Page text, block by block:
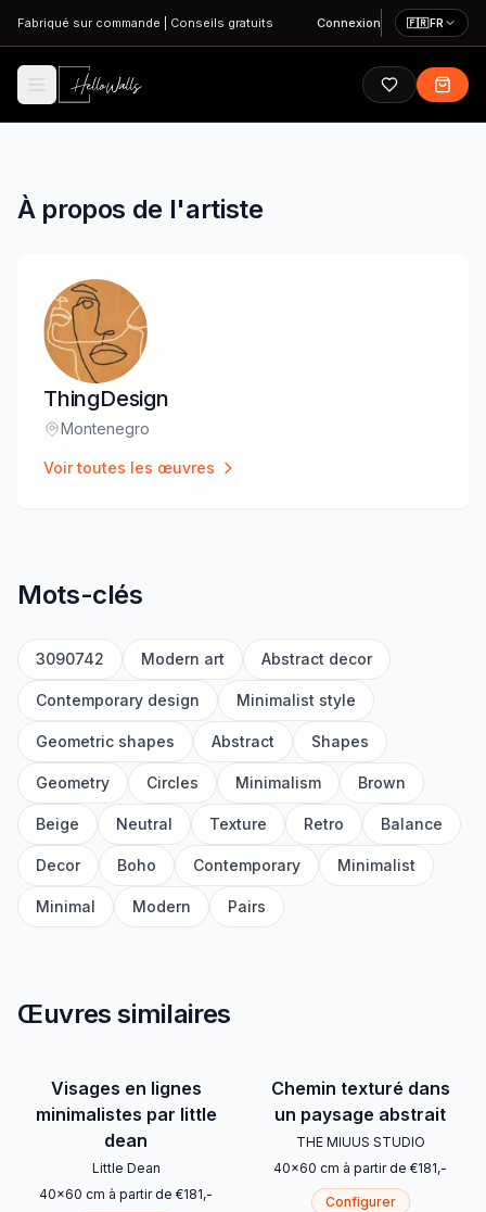
Aller au contenu principal
Fabriqué sur commande Conseils gratuits Connexion 🇫🇷FR
À propos de l'artiste
ThingDesign
Lieu:
Montenegro
Voir toutes les œuvres
Mots-clés
3090742 Modern art Abstract decor
Contemporary design Minimalist style
Geometric shapes Abstract Shapes
Geometry Circles Minimalism Brown
Beige Neutral Texture Retro Balance
Decor Boho Contemporary Minimalist
Minimal Modern Pairs
Œuvres similaires
Visages en lignes
minimalistes par little
dean
Little Dean
40x60 cm à partir de €181,-
Chemin texturé dans
un paysage abstrait
THE MIUUS STUDIO
40x60 cm à partir de €181,-
Configurer